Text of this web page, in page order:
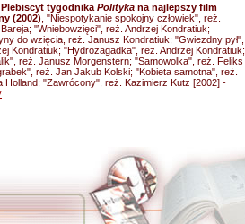
Plebiscyt tygodnika Polityka na najlepszy film
(2002) , "Niespotykanie spokojny człowiek", reż.
Bareja; "Wniebowzięci", reż. Andrzej Kondratiuk;
do wzięcia, reż. Janusz Kondratiuk; "Gwiezdny pył",
Kondratiuk; "Hydrozagadka", reż. Andrzej Kondratiuk;
reż. Janusz Morgenstern; "Samowolka", reż. Feliks
reż. Jan Jakub Kolski; "Kobieta samotna", reż.
Holland; "Zawrócony", reż. Kazimierz Kutz [2002] -